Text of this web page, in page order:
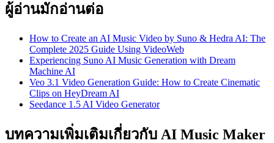
ผู้อ่านมักอ่านต่อ
How to Create an AI Music Video by Suno & Hedra AI: The
Complete 2025 Guide Using VideoWeb
Experiencing Suno AI Music Generation with Dream
Machine AI
Veo 3.1 Video Generation Guide: How to Create Cinematic
Clips on HeyDream AI
Seedance 1.5 AI Video Generator
บทความเพิ่มเติมเกี่ยวกับ AI Music Maker